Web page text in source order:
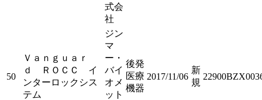
式会
社
50
Ｖａｎｇｕａｒ
ｄ ＲＯＣＣ イ
ンターロックシス
テム
ジン
マ
ー・
バイ
オメ
ット
後発
医療
機器
2017/11/06
新
規